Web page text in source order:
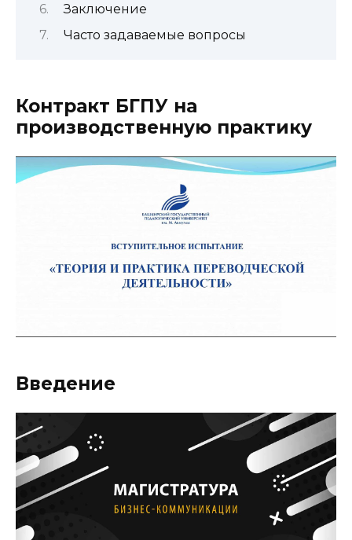
Заключение
Часто задаваемые вопросы
Контракт БГПУ на
производственную практику
Введение